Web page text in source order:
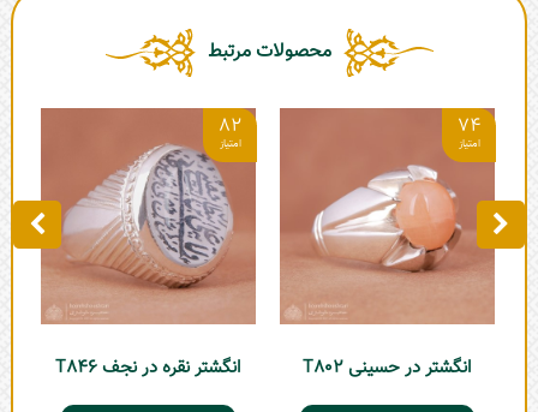
محصولات مرتبط
74
انگشتر در حسینی T802
82
انگشتر نقره در نجف T846